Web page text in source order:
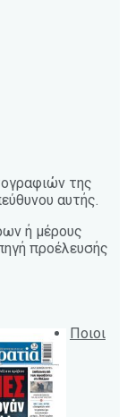
της
αυτής.
ή μέρους
προέλευσής
Ποιοι